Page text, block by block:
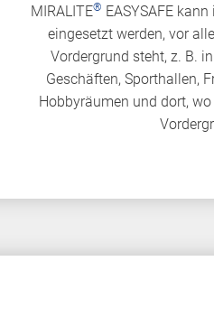
MIRALITE® EASYSAFE
eingesetzt werden, vor
Vordergrund steht, z. B.
Geschäften, Sporthallen,
Hobbyräumen und dort,